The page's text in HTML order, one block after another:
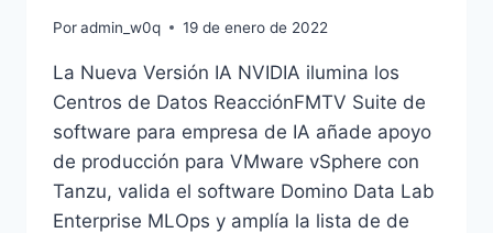
LIDERAZGO
LAS
PRUEBAS
DE
MLPERF
Poradmin_w0q 19 de enero de 2022
La Nueva Versión IA NVIDIA ilumina los
Centros de Datos ReacciónFMTV Suite de
software para empresa de IA añade apoyo
de producción para VMware vSphere con
Tanzu, valida el software Domino Data Lab
Enterprise MLOps y amplía la lista de de